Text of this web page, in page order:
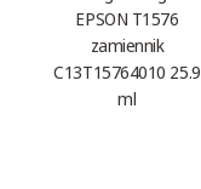
EPSON T1576
zamiennik
C13T15764010 25.9
ml